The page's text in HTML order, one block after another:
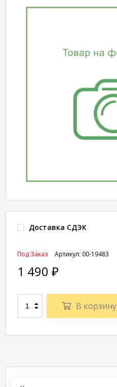
Доставка СДЭК
Артикул: 00-19483
Под Заказ
1 490 ₽
В корзину